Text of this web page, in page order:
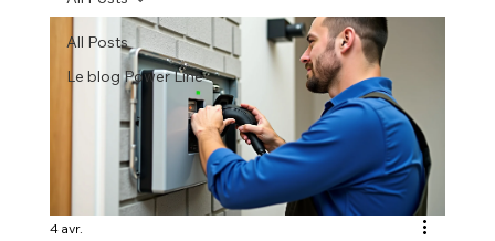
All Posts
Le blog Power Line
4 avr.